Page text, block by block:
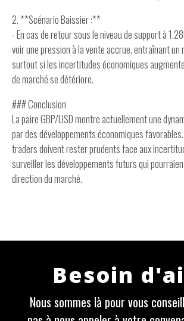
2. **Scénario Baissier :**
- En cas de retour sous le niveau de support à
voir une pression à la vente accrue, entraînant
surtout si les incertitudes économiques
de marché se détériore.
### Conclusion
La paire GBP/USD montre actuellement une
par des développements économiques
traders doivent rester prudents face aux
surveiller les développements futurs qui
direction du marché.
Besoin
Nous sommes là pour vous